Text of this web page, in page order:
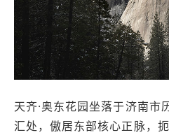
天齐·奥东花园坐落于济南市
汇处，傲居东部核心正脉，